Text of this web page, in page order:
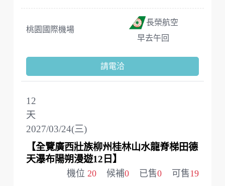
桃園國際機場
長榮航空
早去午回
請電洽
2027/03/24(三)
12
天
【全覽廣西壯族柳州桂林山水龍脊梯田德
天瀑布陽朔漫遊12日】
機位 20 候補0 已售0 可售19